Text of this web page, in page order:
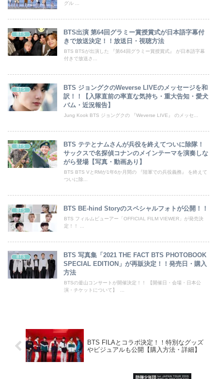
グル ...
BTS
BTS出演 第64回グラミー賞授賞式が日本語字幕付
きで放送決定！！放送日・視聴方法
BTS BTSが出演した 『第64回グラミー賞授賞式』 が日本語字幕
付きで放送さ...
BTS
BTS ジョングクのWeverse LIVEのメッセージを和
訳！！【入隊直前の率直な気持ち・重大告知・愛犬
バム・近況報告】
Jung Kook BTS ジョングクの 『Weverse LIVE』 のメッセ...
BTS
BTS テテとナムさんが兵役を終えてついに除隊！
サックスで名探偵コナンのメインテーマを演奏しな
がら登場【写真・動画あり】
BTS BTS VとRMが1年6か月間の 『陸軍での兵役義務』 を終えて
ついに除...
BTS BTS BE-hind Storyのスペシャルフォトが公開！！
BTS フィルムビューアー「OFFICIAL FILM VIEWER」が発売決
定！！ ...
BTS
BTS 写真集「2021 THE FACT BTS PHOTOBOOK
SPECIAL EDITION」が再販決定！！発売日・購入
方法
BTSの釜山コンサートが開催決定！！ 【開催日・会場・日本公
演・チケットについて】 ...
BTS FILAとコラボ決定！！特別なグッズ
やビジュアルも公開【購入方法・詳細】